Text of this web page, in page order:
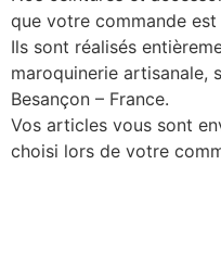
que votre commande est
Ils sont réalisés
maroquinerie artisanale,
Besançon – France.
Vos articles vous sont
choisi lors de votre